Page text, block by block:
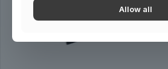
Allow all